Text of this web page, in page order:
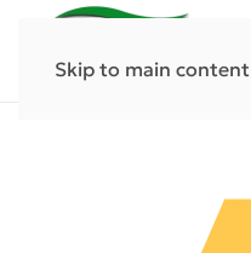
Skip to main content